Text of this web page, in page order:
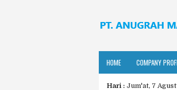
HOME COMPANY
Hari : Jum'at, 7